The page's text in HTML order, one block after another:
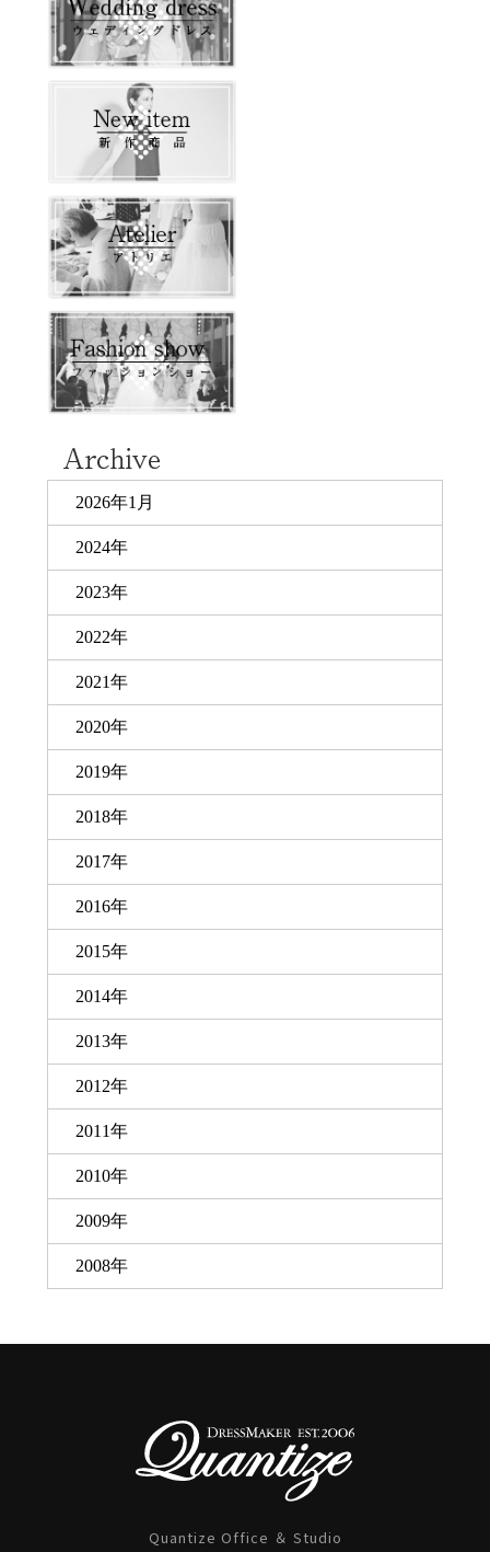
2026年1月
2024年
2023年
2022年
2021年
2020年
2019年
2018年
2017年
2016年
2015年
2014年
2013年
2012年
2011年
2010年
2009年
2008年
Quantize Office ＆ Studio